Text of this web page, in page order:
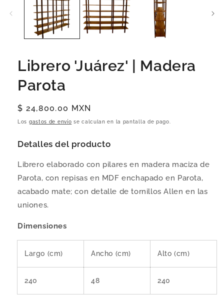
Librero 'Juárez' | Madera
Parota
Precio
habitual
$ 24,800.00 MXN
Los gastos de envío se calculan en la pantalla de pago.
Detalles del producto
Librero elaborado con pilares en madera maciza de
Parota, con repisas en MDF enchapado en Parota,
acabado mate; con detalle de tornillos Allen en las
uniones.
Dimensiones
Largo (cm) Ancho (cm) Alto (cm)
240 48 240